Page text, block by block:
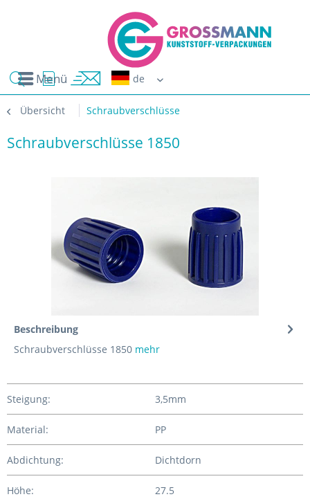
Menü
Übersicht Schraubverschlüsse
Schraubverschlüsse 1850
Beschreibung
Schraubverschlüsse 1850 mehr
Steigung: 3,5mm
Material: PP
Abdichtung: Dichtdorn
Höhe: 27.5